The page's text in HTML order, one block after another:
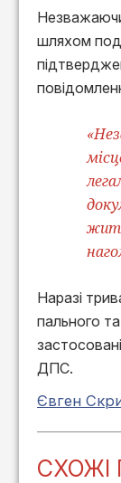
шляхом
Наразі
пального
ДПС.
Євген
СХОЖІ